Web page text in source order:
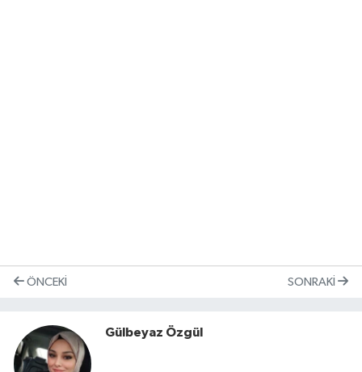
ÖNCEKI SONRAKI
Gülbeyaz Özgül